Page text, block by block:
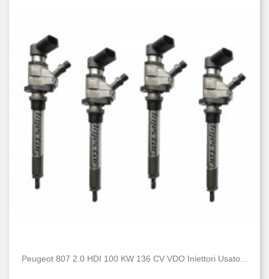
Peugeot 807 2.0 HDI 100 KW 136 CV VDO Iniettori Usato...